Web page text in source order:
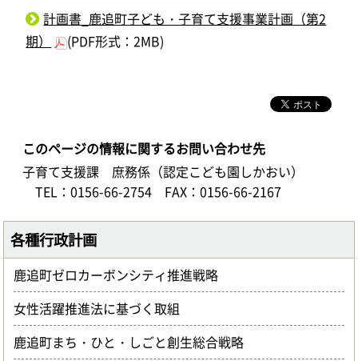
計画書_鹿追町子ども・子育て支援事業計画（第2
期）
(PDF形式：2MB)
このページの情報に関するお問い合わせ先
子育て支援課 庶務係（認定こども園しかおい）
TEL：0156-66-2754
FAX：0156-66-2167
各種行政計画
鹿追町ゼロカーボンシティ推進戦略
女性活躍推進法に基づく取組
鹿追町まち・ひと・しごと創生総合戦略